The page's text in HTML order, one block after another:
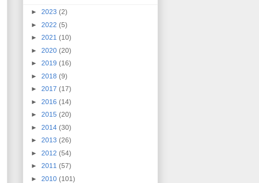
► 2023 (2)
► 2022 (5)
► 2021 (10)
► 2020 (20)
► 2019 (16)
► 2018 (9)
► 2017 (17)
► 2016 (14)
► 2015 (20)
► 2014 (30)
► 2013 (26)
► 2012 (54)
► 2011 (57)
► 2010 (101)